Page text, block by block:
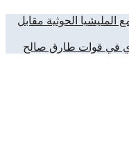
للقتال مع المليشيا الحوثية مقابل
في قوات طارق صالح